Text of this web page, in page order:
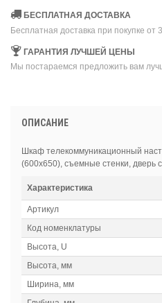
БЕСПЛАТНАЯ ДОСТАВКА
Бесплатная доставка при покупке от
ГАРАНТИЯ ЛУЧШЕЙ ЦЕНЫ
Мы постараемся предложить вам
ОПИСАНИЕ
Шкаф телекоммуникационный
(600х650), съемные стенки, дверь
Характеристика
Артикул
Код номенклатуры
Высота, U
Высота, мм
Ширина, мм